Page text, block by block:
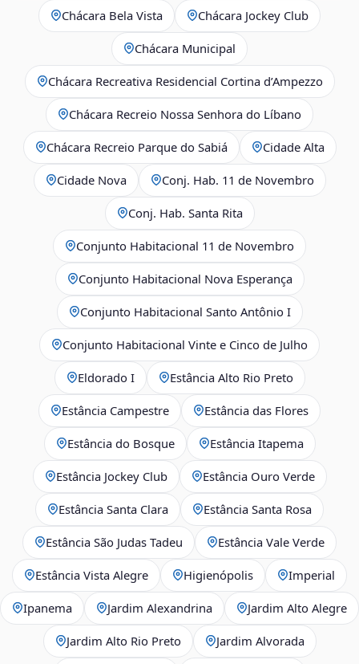
Chácara Bela Vista Chácara Jockey Club
Chácara Municipal
Chácara Recreativa Residencial Cortina d’Ampezzo
Chácara Recreio Nossa Senhora do Líbano
Chácara Recreio Parque do Sabiá Cidade Alta
Cidade Nova Conj. Hab. 11 de Novembro
Conj. Hab. Santa Rita
Conjunto Habitacional 11 de Novembro
Conjunto Habitacional Nova Esperança
Conjunto Habitacional Santo Antônio I
Conjunto Habitacional Vinte e Cinco de Julho
Eldorado I Estância Alto Rio Preto
Estância Campestre Estância das Flores
Estância do Bosque Estância Itapema
Estância Jockey Club Estância Ouro Verde
Estância Santa Clara Estância Santa Rosa
Estância São Judas Tadeu Estância Vale Verde
Estância Vista Alegre Higienópolis Imperial
Ipanema Jardim Alexandrina Jardim Alto Alegre
Jardim Alto Rio Preto Jardim Alvorada